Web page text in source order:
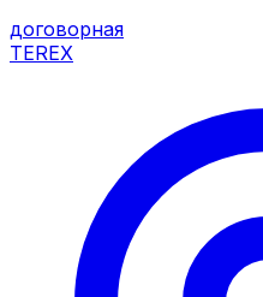
договорная
TEREX